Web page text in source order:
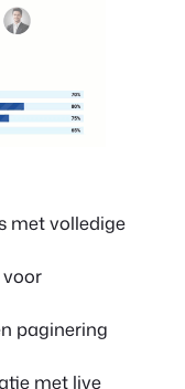
met volledige
paginering
met live